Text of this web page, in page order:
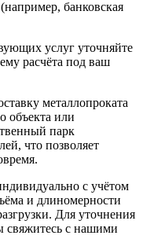
банковская
услуг уточняйте
расчёта под ваш
металлопроката
объекта или
парк
что позволяет
с учётом
и длиномерности
Для уточнения
свяжитесь с нашими